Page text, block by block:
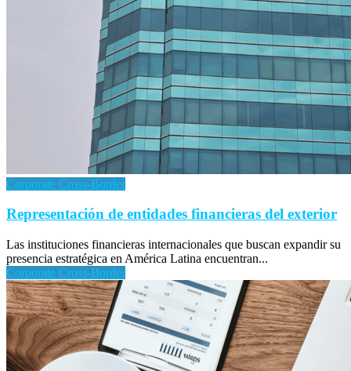
Corporate Cross-Border
Representación de entidades financieras del exterior
Las instituciones financieras internacionales que buscan expandir su
presencia estratégica en América Latina encuentran...
Corporate Cross-Border